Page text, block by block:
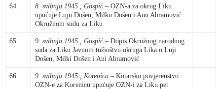
64. 8. svibnja 1945., Gospić – OZN-a za okrug Liku
upućuje Luju Došen, Milku Došen i Anu Abramović
Okružnom sudu za Liku
65. 9. svibnja 1945., Gospić – Dopis Okružnog narodnog
suda za Liku Javnom tužioštvu okruga Lika o Luji
Došen, Milki Došen i Ani Abramović
66. 9. svibnja 1945., Korenica – Kotarsko povjerenstvo
OZN-e za Korenicu upućuje OZN-i za Liku pet